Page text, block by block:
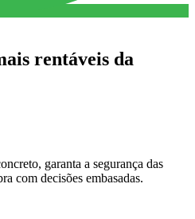
rentáveis da
garanta a segurança das
com decisões embasadas.